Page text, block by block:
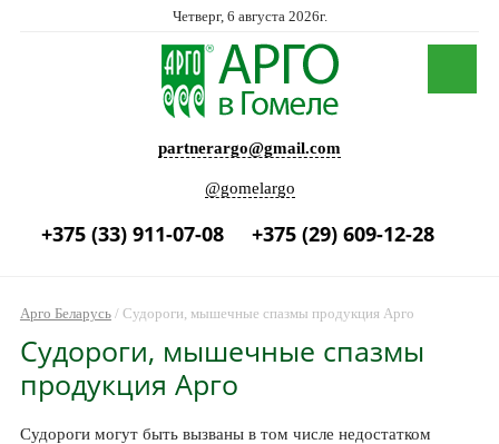
Четверг, 6 августа 2026г.
partnerargo@gmail.com
@gomelargo
+375 (33) 911-07-08 +375 (29) 609-12-28
Арго Беларусь/ Судороги, мышечные спазмы продукция Арго
Судороги, мышечные спазмы
продукция Арго
Судороги могут быть вызваны в том числе недостатком